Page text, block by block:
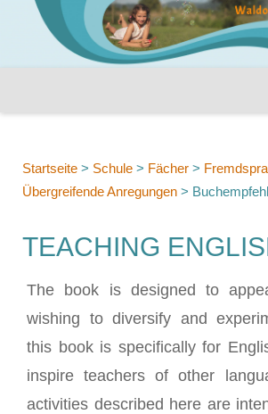
Startseite > Schule > Fächer >
Übergreifende Anregungen >
TEACHING
The book is designed to
wishing to diversify and
this book is specifically for
inspire teachers of other
activities described here are